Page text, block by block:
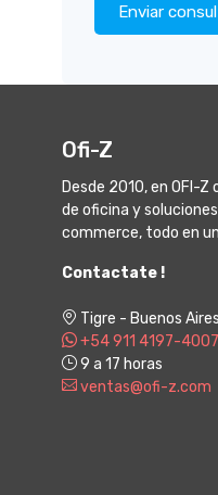
Enviar
Ofi-Z
Desde 2010, en OFI-
de oficina y
commerce, todo en
Contactate !
Tigre - Buenos Aires
+54 911 4197-4007
9 a 17 horas
ventas@ofi-z.com